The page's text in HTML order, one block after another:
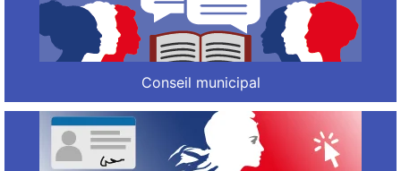
Conseil municipal